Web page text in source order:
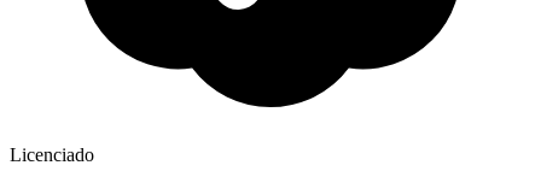
Licenciado